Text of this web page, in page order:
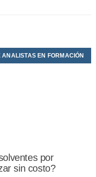
ANALISTAS EN FORMACIÓN
por
sin costo?